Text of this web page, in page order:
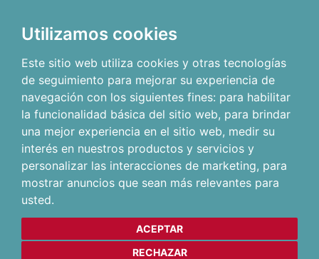
Utilizamos cookies
Este sitio web utiliza cookies y otras tecnologías
de seguimiento para mejorar su experiencia de
navegación con los siguientes fines: para habilitar
la funcionalidad básica del sitio web, para brindar
una mejor experiencia en el sitio web, medir su
interés en nuestros productos y servicios y
personalizar las interacciones de marketing, para
mostrar anuncios que sean más relevantes para
usted.
ACEPTAR
RECHAZAR